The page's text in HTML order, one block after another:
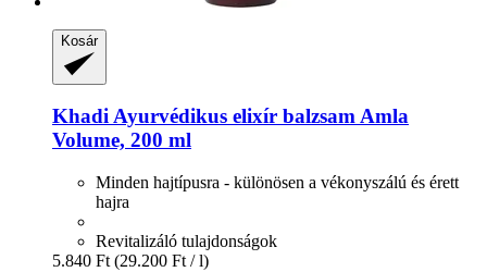
Kosár
KhadiAyurvédikus elixír balzsam Amla
Volume, 200 ml
Minden hajtípusra - különösen a vékonyszálú és érett
hajra
Revitalizáló tulajdonságok
5.840 Ft (29.200 Ft / l)